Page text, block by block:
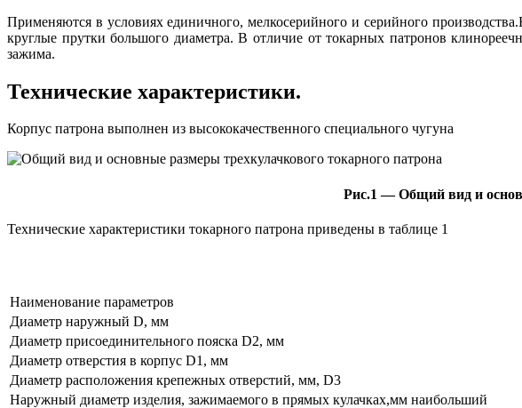
Применяются в условиях единичного, мелкосерийного и серийного
круглые прутки большого диаметра. В отличие от токарных патронов
зажима.
Технические характеристики.
Корпус патрона выполнен из высококачественного специального чугуна
Рис.1 — Общий вид и
Технические характеристики токарного патрона приведены в таблице 1
Наименование параметров
Диаметр наружный D, мм
Диаметр присоединительного пояска D2, мм
Диаметр отверстия в корпус D1, мм
Диаметр расположения крепежных отверстий, мм, D3
Наружный диаметр изделия, зажимаемого в прямых кулачках,мм наибольший